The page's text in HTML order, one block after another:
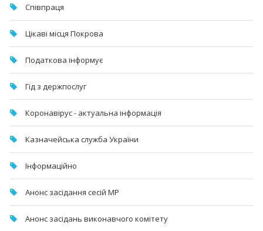
Співпраця
Цікаві місця Покрова
Податкова інформує
Гід з держпослуг
Коронавірус - актуальна інформація
Казначейська служба України
Інформаційно
Анонс засідання сесій МР
Анонс засідань виконавчого комітету